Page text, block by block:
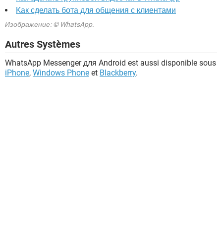
Kак сделать бота для общения с клиентами
Изображение: © WhatsApp.
Autres Systèmes
WhatsApp Messenger для Android est aussi disponible sous
iPhone, Windows Phone et Blackberry.